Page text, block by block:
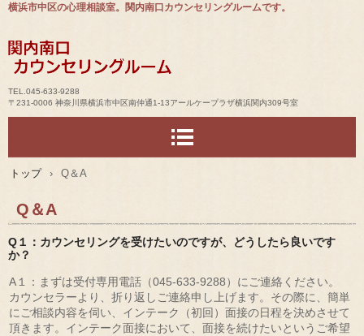
横浜市中区の心理相談室。関内南口カウンセリングルームです。
TEL.045-633-9288
〒231-0006 神奈川県横浜市中区南仲通1-13アールケープラザ横浜関内309号室
トップ › Q＆A
Q＆A
Q１：カウンセリングを受けたいのですが、どうしたら良いです
か？
A１：まずは受付専用電話（045-633-9288）にご連絡ください。
カウンセラーより、折り返しご連絡申し上げます。その際に、簡単
にご相談内容を伺い、インテーク（初回）面接の日程を決めさせて
頂きます。インテーク面接において、面接を続けたいというご希望